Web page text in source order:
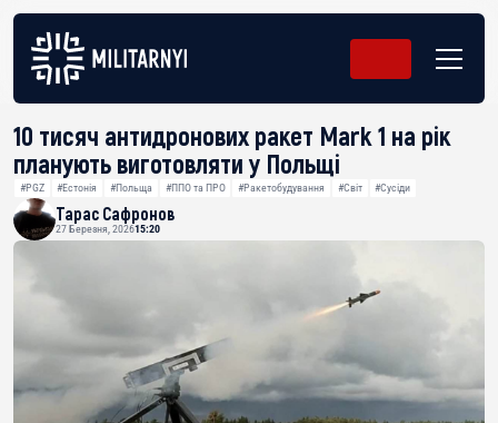
10 тисяч антидронових ракет Mark 1 на рік
планують виготовляти у Польщі
#PGZ #Естонія #Польща #ППО та ПРО #Ракетобудування #Світ #Сусіди
Тарас Сафронов
27 Березня, 202615:20